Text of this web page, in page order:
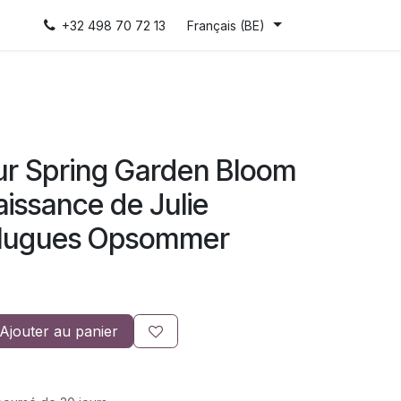
+32 498 70 72 13 Français (BE)
Spring Garden Bloom
de Julie
Opsommer
Ajouter au panier